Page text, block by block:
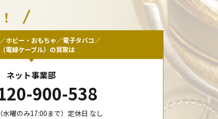
ホビー・おもちゃ／電子タバコ／
電線ケーブル）の買取は
ネット事業部
900-538
水曜のみ17:00まで）定休日 なし